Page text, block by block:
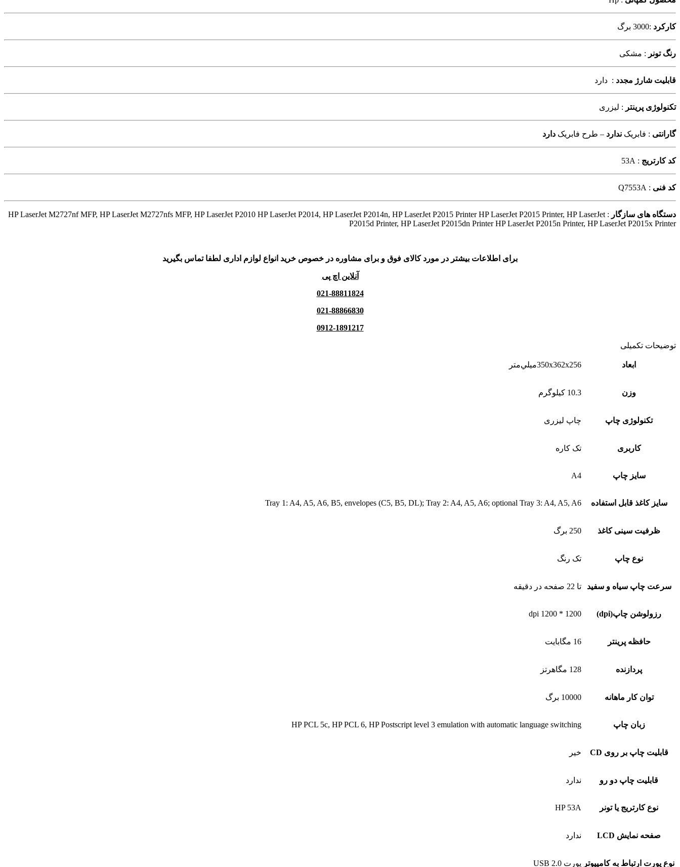
کارکرد :3000 برگ
رنگ تونر : مشکی
قابلیت شارژ مجدد : دارد
تکنولوژی پرینتر : لیزری
گارانتی : فابریک ندارد – طرح فابریک دارد
کد کارتریج : 53A
کد فنی : Q7553A
دستگاه های سازگار
: HP LaserJet M2727nf MFP, HP LaserJet M2727nfs MFP, HP LaserJet P2010 HP LaserJet P2014, HP LaserJet P2014n, HP LaserJet P2015 Printer HP LaserJet P2015 Printer, HP LaserJet
P2015d Printer, HP LaserJet P2015dn Printer HP LaserJet P2015n Printer, HP LaserJet P2015x Printer
برای اطلاعات بیشتر در مورد کالای فوق و برای مشاوره در خصوص خرید انواع لوازم اداری لطفا تماس بگیرید
آنلاین اچ پی
021-88811824
021-88866830
0912-1891217
توضیحات تکمیلی
ابعاد 350x362x256ميلي‌متر
وزن 10.3 کیلوگرم
تکنولوژی چاپ چاپ لیزری
کاربری تک کاره
سایز چاپ A4
سایز کاغذ قابل استفاده Tray 1: A4, A5, A6, B5, envelopes (C5, B5, DL); Tray 2: A4, A5, A6; optional Tray 3: A4, A5, A6
ظرفیت سینی کاغذ 250 برگ
نوع چاپ تک رنگ
سرعت چاپ سیاه و سفید تا 22 صفحه در دقیقه
رزولوشن چاپ(dpi) 1200 * 1200 dpi
حافظه پرینتر 16 مگابایت
پردازنده 128 مگاهرتز
توان کار ماهانه 10000 برگ
زبان چاپ HP PCL 5c, HP PCL 6, HP Postscript level 3 emulation with automatic language switching
قابلیت چاپ بر روی CD خیر
قابلیت چاپ دو رو ندارد
نوع کارتریج یا تونر HP 53A
صفحه نمایش LCD ندارد
نوع پورت ارتباط به کامپیوتر پورت USB 2.0